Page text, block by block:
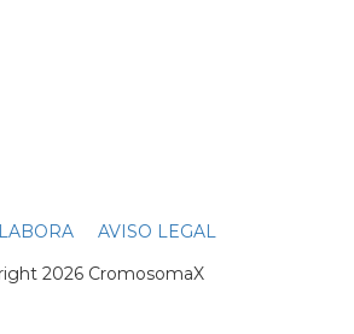
AVISO LEGAL
2026 CromosomaX